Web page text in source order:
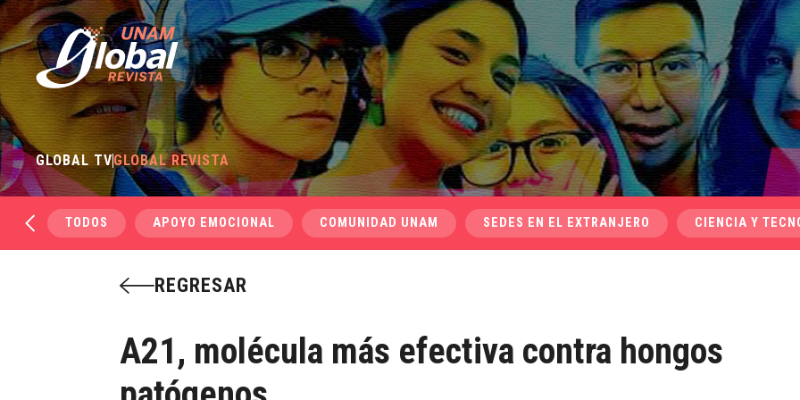
GLOBAL TVGLOBAL REVISTA
TODOS APOYO EMOCIONAL COMUNIDAD UNAM SEDES EN EL EXTRANJERO CIENCIA Y
REGRESAR
A21, molécula más efectiva contra hongos